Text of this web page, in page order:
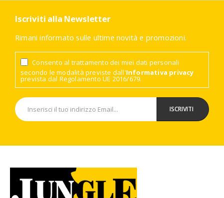
Iscriviti alla Newsletter
Rimani informato sulle ultime novità e promozioni.
Consento al trattamento dei miei dati personali
secondo le modalità previste dall'Informativa privacy
prevista dal Regolamento UE 2016/679.